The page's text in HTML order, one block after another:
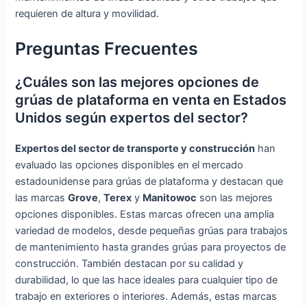
requieren de altura y movilidad.
Preguntas Frecuentes
¿Cuáles son las mejores opciones de
grúas de plataforma en venta en Estados
Unidos según expertos del sector?
Expertos del sector de transporte y construcción han
evaluado las opciones disponibles en el mercado
estadounidense para grúas de plataforma y destacan que
las marcasGrove,Terex y Manitowoc son las mejores
opciones disponibles. Estas marcas ofrecen una amplia
variedad de modelos, desde pequeñas grúas para trabajos
de mantenimiento hasta grandes grúas para proyectos de
construcción. También destacan por su calidad y
durabilidad, lo que las hace ideales para cualquier tipo de
trabajo en exteriores o interiores. Además, estas marcas